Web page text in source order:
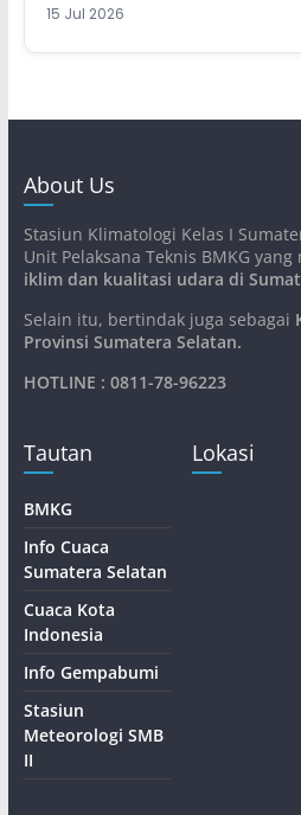
15 Jul 2026
About Us
Stasiun Klimatologi Kelas I
Unit Pelaksana Teknis BMKG
iklim dan kualitasi udara di
Selain itu, bertindak juga sebagai
Provinsi Sumatera Selatan.
HOTLINE : 0811-78-96223
Tautan
BMKG
Info Cuaca
Sumatera Selatan
Cuaca Kota
Indonesia
Info Gempabumi
Stasiun
Meteorologi SMB
II
Lokasi